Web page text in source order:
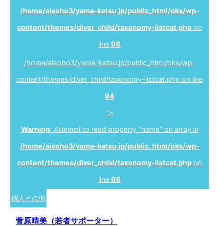
/home/aisoho3/yama-katsu.jp/public_html/oks/wp-
content/themes/diver_child/taxonomy-listcat.php on
line 96
/home/aisoho3/yama-katsu.jp/public_html/oks/wp-
content/themes/diver_child/taxonomy-listcat.php on line
94
">
Warning: Attempt to read property "name" on array in
/home/aisoho3/yama-katsu.jp/public_html/oks/wp-
content/themes/diver_child/taxonomy-listcat.php on
line 96
個人その他
菅原晴美（若者サポーター）